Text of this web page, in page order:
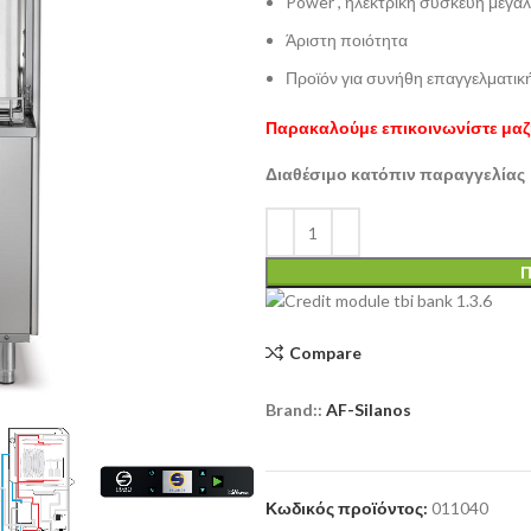
Άριστη ποιότητα
Προϊόν για συνήθη
Παρακαλούμε επικοινωνίστε
Διαθέσιμο κατόπιν παραγγελίας
Compare
Brand:: AF-Silanos
Κωδικός προϊόντος: 011040